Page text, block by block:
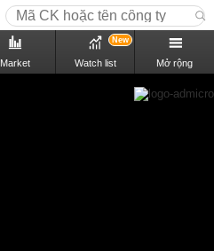
Market Watch list
New
Mở rộng